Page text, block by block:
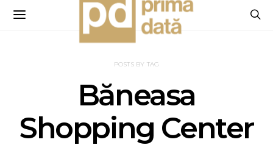
POSTS BY TAG
Băneasa
Shopping Center